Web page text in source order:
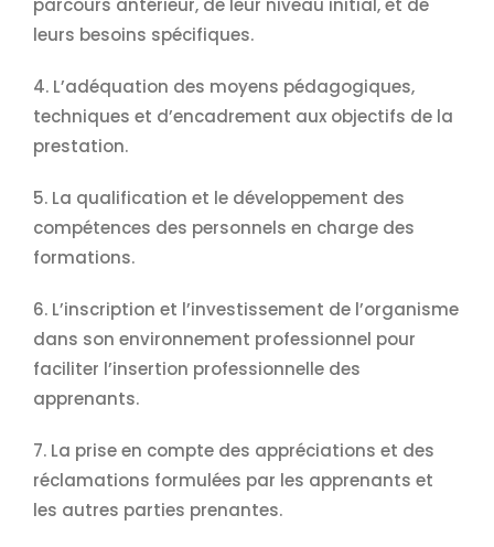
parcours antérieur, de leur niveau initial, et de
leurs besoins spécifiques.
4. L’adéquation des moyens pédagogiques,
techniques et d’encadrement aux objectifs de la
prestation.
5. La qualification et le développement des
compétences des personnels en charge des
formations.
6. L’inscription et l’investissement de l’organisme
dans son environnement professionnel pour
faciliter l’insertion professionnelle des
apprenants.
7. La prise en compte des appréciations et des
réclamations formulées par les apprenants et
les autres parties prenantes.